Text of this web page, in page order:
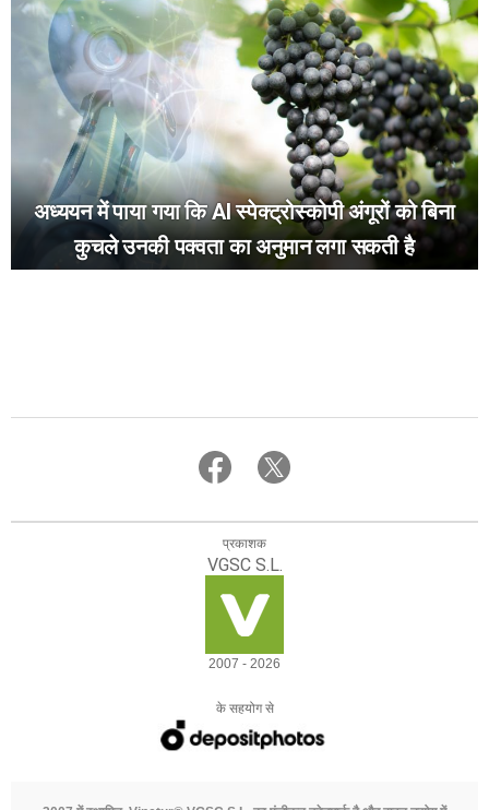
अध्ययन में पाया गया कि AI स्पेक्ट्रोस्कोपी अंगूरों को बिना
कुचले उनकी पक्वता का अनुमान लगा सकती है
प्रकाशक
VGSC S.L.
2007 - 2026
के सहयोग से